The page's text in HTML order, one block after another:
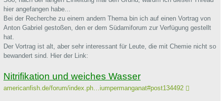
hier angefangen habe...
Bei der Recherche zu einem andern Thema bin ich auf einen Vortrag von
Anton Gabriel gestoßen, den er dem Südamiforum zur Verfügung gestellt
hat.
Der Vortrag ist alt, aber sehr interessant für Leute, die mit Chemie nicht so
bewandert sind. Hier der Link:
Nitrifikation und weiches Wasser
americanfish.de/forum/index.ph…iumpermanganat#post134492